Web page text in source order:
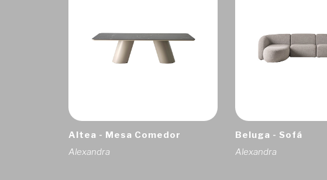
Altea - Mesa Comedor
Alexandra
Beluga - Sofá
Alexandra